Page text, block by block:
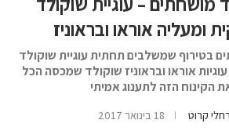
ומעליה אוראו ובראוניז
בטירוף שמשלבים תחתית עוגיית שוקולד
אוראו ובראוניז שוקולד שמכסה הכל
הקינוח הזה לתענוג אמיתי
רחלי קרוט 18 בינואר 2017